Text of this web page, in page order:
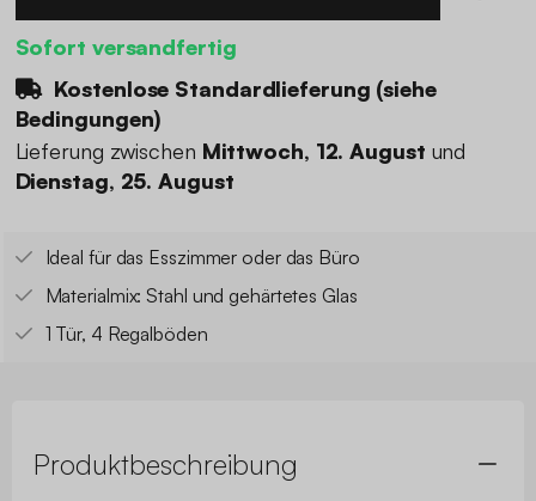
Sofort versandfertig
Kostenlose Standardlieferung (siehe
Bedingungen)
Lieferung zwischen Mittwoch, 12. August und
Dienstag, 25. August
Ideal für das Esszimmer oder das Büro
Materialmix: Stahl und gehärtetes Glas
1 Tür, 4 Regalböden
Produktbeschreibung